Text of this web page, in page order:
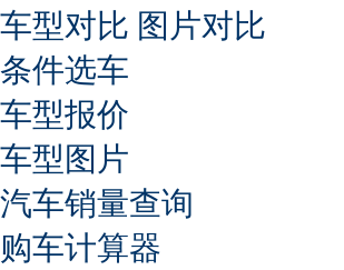
车型对比 图片对比
条件选车
车型报价
车型图片
汽车销量查询
购车计算器